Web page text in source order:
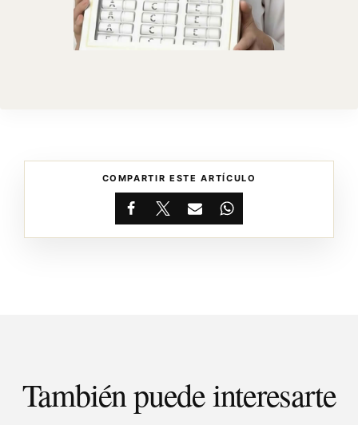
COMPARTIR ESTE ARTÍCULO
Facebook
X EmailWhatsApp
También puede interesarte